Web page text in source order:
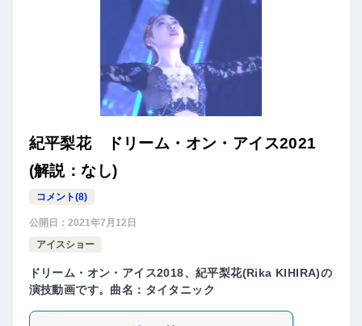
紀平梨花 ドリーム・オン・アイス2021
(解説：なし)
コメント(8)
公開日： 2021年7月12日
アイスショー
ドリーム・オン・アイス2018、紀平梨花(Rika KIHIRA)の
演技動画です。曲名：タイタニック